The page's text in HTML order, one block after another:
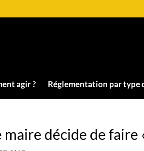
agir ? Réglementation par type
maire décide de